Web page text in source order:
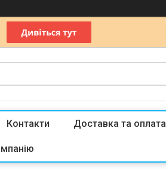
Контакти Доставка та оплата